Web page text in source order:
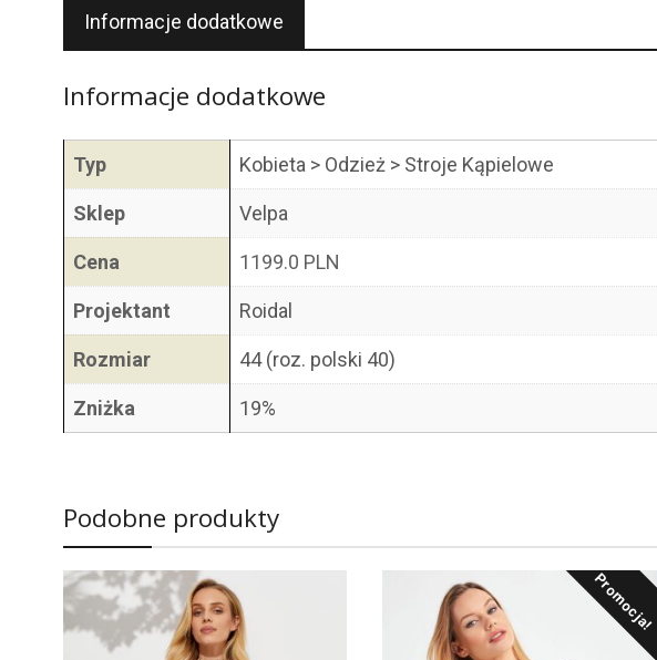
Informacje dodatkowe
Informacje dodatkowe
Typ Kobieta > Odzież > Stroje Kąpielowe
Sklep Velpa
Cena 1199.0 PLN
Projektant Roidal
Rozmiar 44 (roz. polski 40)
Zniżka 19%
Podobne produkty
Promocja!